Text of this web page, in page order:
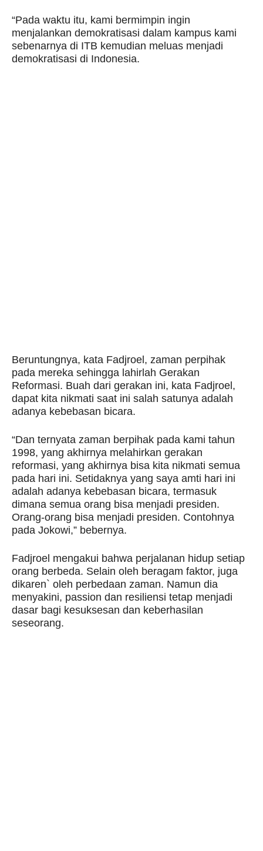
“Pada waktu itu, kami bermimpin ingin
menjalankan demokratisasi dalam kampus kami
sebenarnya di ITB kemudian meluas menjadi
demokratisasi di Indonesia.
Beruntungnya, kata Fadjroel, zaman perpihak
pada mereka sehingga lahirlah Gerakan
Reformasi. Buah dari gerakan ini, kata Fadjroel,
dapat kita nikmati saat ini salah satunya adalah
adanya kebebasan bicara.
“Dan ternyata zaman berpihak pada kami tahun
1998, yang akhirnya melahirkan gerakan
reformasi, yang akhirnya bisa kita nikmati semua
pada hari ini. Setidaknya yang saya amti hari ini
adalah adanya kebebasan bicara, termasuk
dimana semua orang bisa menjadi presiden.
Orang-orang bisa menjadi presiden. Contohnya
pada Jokowi,” bebernya.
Fadjroel mengakui bahwa perjalanan hidup setiap
orang berbeda. Selain oleh beragam faktor, juga
dikaren` oleh perbedaan zaman. Namun dia
menyakini, passion dan resiliensi tetap menjadi
dasar bagi kesuksesan dan keberhasilan
seseorang.